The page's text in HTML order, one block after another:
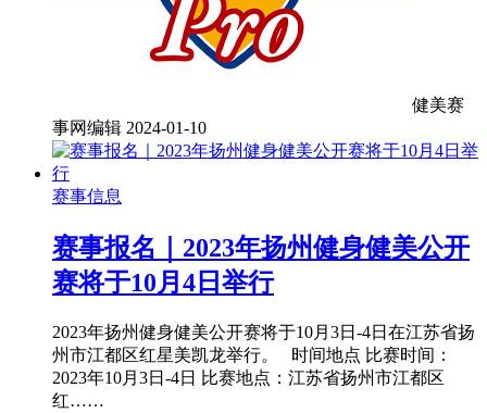
健美赛
事网编辑 2024-01-10
赛事信息
赛事报名｜2023年扬州健身健美公开
赛将于10月4日举行
2023年扬州健身健美公开赛将于10月3日-4日在江苏省扬
州市江都区红星美凯龙举行。 时间地点 比赛时间：
2023年10月3日-4日 比赛地点：江苏省扬州市江都区
红……